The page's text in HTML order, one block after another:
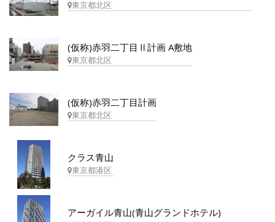
東京都北区
(仮称)赤羽二丁目Ⅱ計画 A敷地
東京都北区
(仮称)赤羽二丁目計画
東京都北区
クラス青山
東京都港区
アーガイル青山(青山グランドホテル)